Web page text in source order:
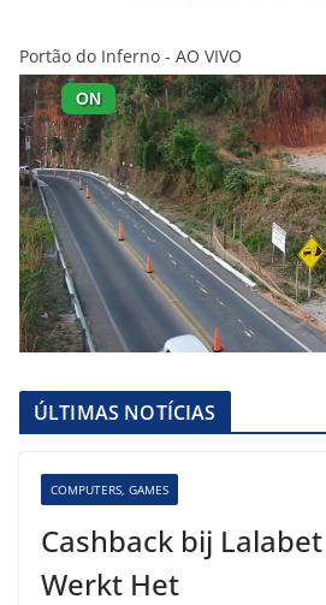
Portão do Inferno - AO VIVO
ÚLTIMAS NOTÍCIAS
COMPUTERS, GAMES
Cashback bij
Werkt Het